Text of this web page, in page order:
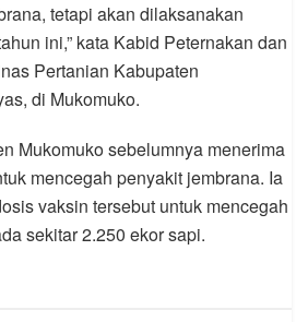
tetapi akan dilaksanakan
ini,” kata Kabid Peternakan dan
Pertanian Kabupaten
di Mukomuko.
Mukomuko sebelumnya menerima
mencegah penyakit jembrana. Ia
vaksin tersebut untuk mencegah
sekitar 2.250 ekor sapi.